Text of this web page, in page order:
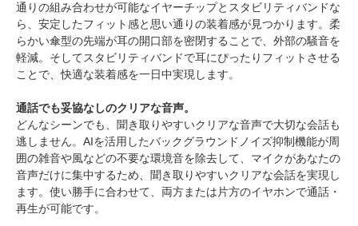
通りの組み合わせが可能なイヤーチップとスタビリティバンドな
ら、安定したフィット感と思い通りの装着感が見つかります。柔
らかい傘型の先端が耳の開口部を密閉することで、外部の騒音を
軽減。そしてスタビリティバンドで耳にぴったりフィットさせる
ことで、快適な装着感を一日中実現します。
通話でも妥協なしのクリアな音声。
どんなシーンでも、聞き取りやすいクリアな音声で大切な会話も
逃しません。AIを活用したバックグラウンドノイズ抑制機能が周
囲の雑音や風などの不要な環境音を除去して、マイクがあなたの
音声だけに集中するため、聞き取りやすいクリアな会話を実現し
ます。使い勝手に合わせて、両方または片方のイヤホンで通話・
再生が可能です。